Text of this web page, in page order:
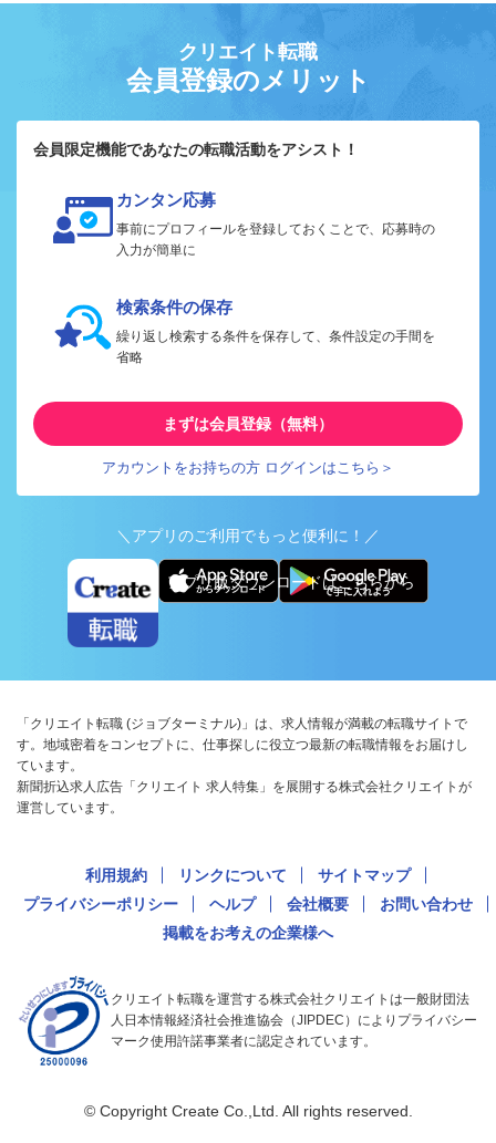
クリエイト転職
会員登録のメリット
会員限定機能であなたの転職活動をアシスト！
カンタン応募
事前にプロフィールを登録しておくことで、応募時の
入力が簡単に
検索条件の保存
繰り返し検索する条件を保存して、条件設定の手間を
省略
まずは会員登録（無料）
アカウントをお持ちの方 ログインはこちら＞
＼アプリのご利用でもっと便利に！／
アプリ版ダウンロードはこちらから
「クリエイト転職 (ジョブターミナル)」は、求人情報が満載の転職サイトで
す。地域密着をコンセプトに、仕事探しに役立つ最新の転職情報をお届けし
ています。
新聞折込求人広告「クリエイト 求人特集」を展開する株式会社クリエイトが
運営しています。
利用規約 リンクについて
サイトマップ
プライバシーポリシー
ヘルプ 会社概要
お問い合わせ
掲載をお考えの企業様へ
クリエイト転職を運営する株式会社クリエイトは一般財団法
人日本情報経済社会推進協会（JIPDEC）によりプライバシー
マーク使用許諾事業者に認定されています。
© Copyright Create Co.,Ltd. All rights reserved.